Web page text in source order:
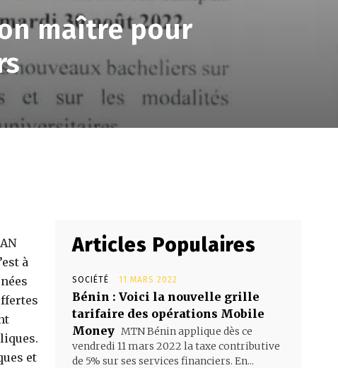
maître pour
à
et
Articles Populaires
SOCIÉTÉ 11 MARS 2022
Bénin : Voici la nouvelle grille
tarifaire des opérations Mobile
Money MTN Bénin applique dès ce
vendredi 11 mars 2022 la taxe contributive
de 5% sur ses services financiers. En...